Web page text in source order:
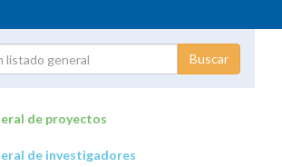
de investigación
de proyectos
de investigadores